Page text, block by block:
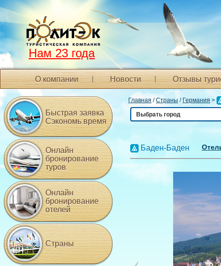
Нам 23 года
О компании Новости Отзывы
Главная /Страны / Германия >
Выбрать город
Баден-Баден
Быстрая заявка
Сэкономь время
Онлайн
бронирование
туров
Онлайн
бронирование
отелей
Страны